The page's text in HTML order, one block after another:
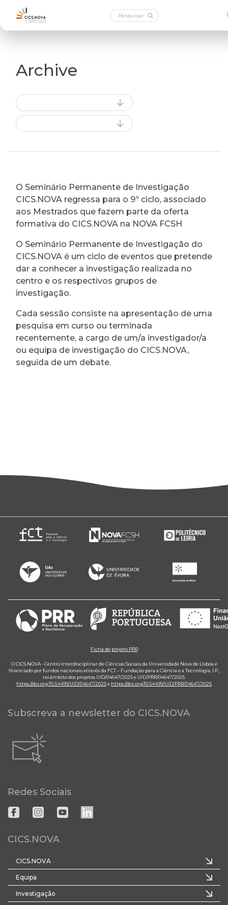
Archive
O Seminário Permanente de Investigação
CICS.NOVA regressa para o 9º ciclo, associado
aos Mestrados que fazem parte da oferta
formativa do CICS.NOVA na NOVA FCSH
O Seminário Permanente de Investigação do
CICS.NOVA é um ciclo de eventos que pretende
dar a conhecer a investigação realizada no
centro e os respectivos grupos de
investigação.
Cada sessão consiste na apresentação de uma
pesquisa em curso ou terminada
recentemente, a cargo de um/a investigador/a
ou equipa de investigação do CICS.NOVA,
seguida de um debate.
Ficha de projeto PRR
O CICS.NOVA - Centro Interdisciplinar de Ciências Sociais da Universidade Nova de Lisboa é
financiado por fundos nacionais através da FCT – Fundação para a Ciência e a Tecnologia, I.P.,
no âmbito dos projetos UID/04647/2025 e UID/PRR/04647/2025.
https://doi.org/10.54499/UID/04647/2025e https://doi.org/10.54499/UID/PRR/04647/2025
Subscreva a newsletter do CICS.NOVA
Redes Sociais
CICS.NOVA
CICS.NOVA
Equipa
Investigação